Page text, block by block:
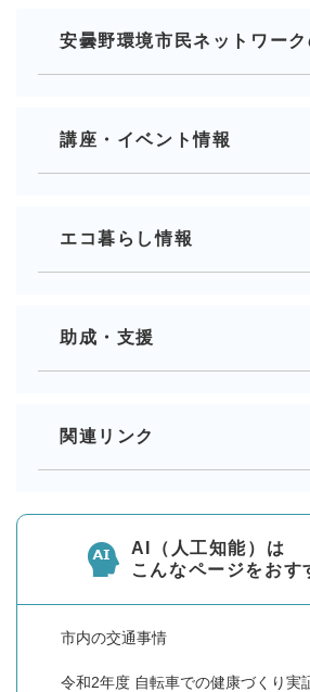
安曇野環境市民ネットワー
講座・イベント情報
エコ暮らし情報
助成・支援
関連リンク
AI（人工知能）は
こんなページをおす
市内の交通事情
令和2年度 自転車での健康づくり実